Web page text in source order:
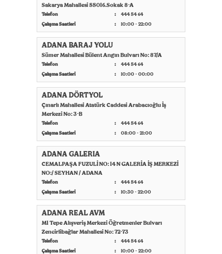
Sakarya Mahallesi 55016.Sokak 8-A
Telefon
444 54 64
Çalışma Saatleri
10:00 - 22:00
ADANA BARAJ YOLU
Sümer Mahallesi Bülent Angın Bulvarı No: 87/A
Telefon
444 54 64
Çalışma Saatleri
10:00 - 00:00
ADANA DÖRTYOL
Çınarlı Mahallesi Atatürk Caddesi Arabacıoğlu İş
Merkezi No: 3-B
Telefon
444 54 64
Çalışma Saatleri
08:00 - 21:00
ADANA GALERIA
CEMALPAŞA FUZULİ NO: 14 N GALERİA İŞ MERKEZİ
NO:/ SEYHAN / ADANA
Telefon
444 54 64
Çalışma Saatleri
10:30 - 22:00
ADANA REAL AVM
M1 Tepe Alışveriş Merkezi Öğretmenler Bulvarı
Zencirlibağlar Mahallesi No: 72-73
Telefon
444 54 64
Çalışma Saatleri
10:00 - 22:00